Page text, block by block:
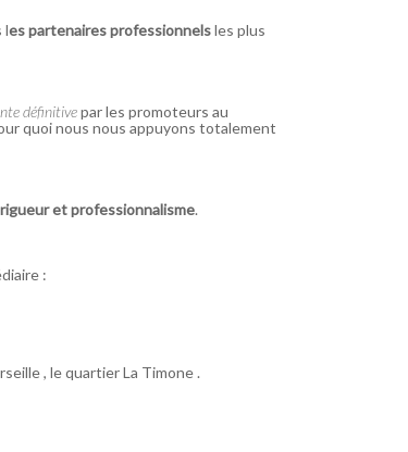
les partenaires professionnelsles plus
définitivepar les promoteurs au
quoi nous nous appuyons totalement
et professionnalisme.
:
, le quartier La Timone .